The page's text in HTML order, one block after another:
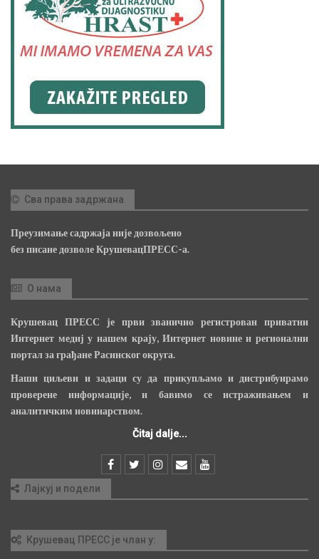
Сва права задржана
Преузимање садржаја није дозвољено
без писане дозволе КрушевацПРЕСС-а.
О нама
Крушевац ПРЕСС је први званично регистрован приватни
Интернет медиј у нашем крају, Интернет новине и регионални
портал за грађане Расинског округа.
Наши циљеви и задаци су да прикупљамо и дистрибуирамо
проверене информације, и бавимо се истраживањем и
аналитичким новинарством.
Čitaj dalje...
Лајкуј и подели
Крушевац ПРЕСС је члан у: